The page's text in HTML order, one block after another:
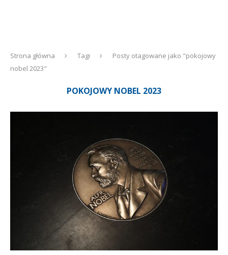
Strona główna Tagi
Posty otagowane jako "pokojowy
nobel 2023"
POKOJOWY NOBEL 2023